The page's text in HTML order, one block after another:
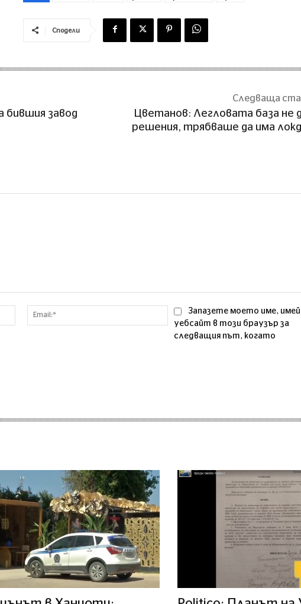
Сподели
бившия завод
Следваща
Цветанов: Легловата база не
решения, трябваше да има
Име*
Email:*Запазете моето име,
уебсайт в този браузър за
следващия път, когато